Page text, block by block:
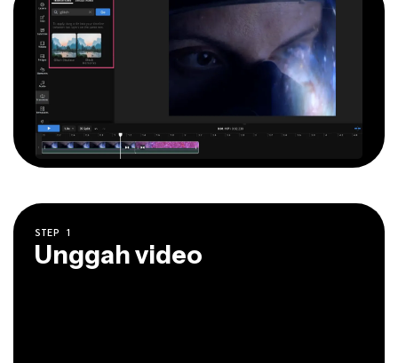
STEP 1
Unggah video